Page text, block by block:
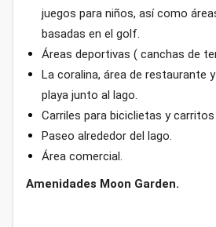
juegos para niños, así como
basadas en el golf.
Áreas deportivas ( canchas de
La coralina, área de restaurante
playa junto al lago.
Carriles para biciclietas y
Paseo alrededor del lago.
Área comercial.
Amenidades Moon Garden.